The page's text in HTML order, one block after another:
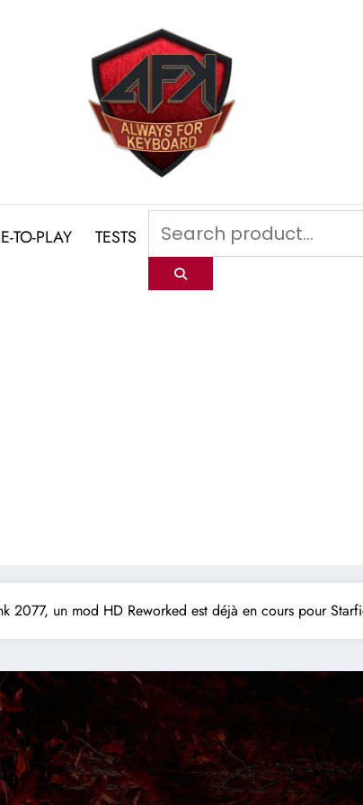
TO-PLAY TESTS
2077, un mod HD Reworked est déjà en cours pour